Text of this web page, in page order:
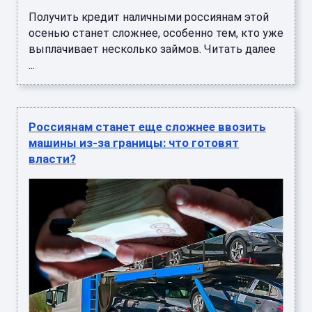
Получить кредит наличными россиянам этой
осенью станет сложнее, особенно тем, кто уже
выплачивает несколько займов. Читать далее
...
Россиянам станет еще сложнее ввозить
машины из-за границы: что готовят
власти?